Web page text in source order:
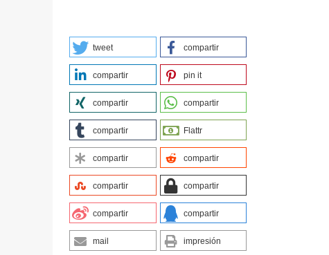
tweet compartir
compartir pin it
compartir compartir
compartir Flattr
compartir compartir
compartir compartir
compartir compartir
mail impresión